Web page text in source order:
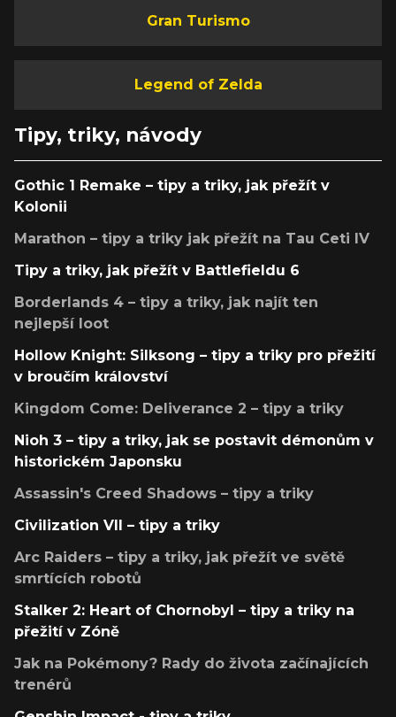
Gran Turismo
Legend of Zelda
Tipy, triky, návody
Gothic 1 Remake – tipy a triky, jak přežít v
Kolonii
Marathon – tipy a triky jak přežít na Tau Ceti IV
Tipy a triky, jak přežít v Battlefieldu 6
Borderlands 4 – tipy a triky, jak najít ten
nejlepší loot
Hollow Knight: Silksong – tipy a triky pro přežití
v broučím království
Kingdom Come: Deliverance 2 – tipy a triky
Nioh 3 – tipy a triky, jak se postavit démonům v
historickém Japonsku
Assassin's Creed Shadows – tipy a triky
Civilization VII – tipy a triky
Arc Raiders – tipy a triky, jak přežít ve světě
smrtících robotů
Stalker 2: Heart of Chornobyl – tipy a triky na
přežití v Zóně
Jak na Pokémony? Rady do života začínajících
trenérů